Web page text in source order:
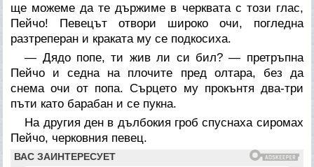
ще можеме да те държиме в черквата с този глас,
Пейчо! Певецът отвори широко очи, погледна
разтреперан и краката му се подкосиха.
— Дядо попе, ти жив ли си бил? — претръпна
Пейчо и седна на плочите пред олтара, без да
снема очи от попа. Сърцето му прокънтя два-три
пъти като барабан и се пукна.
На другия ден в дълбокия гроб спуснаха сиромах
Пейчо, черковния певец.